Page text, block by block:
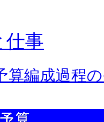
仕事
算編成過程